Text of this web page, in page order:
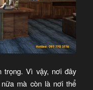
trọng. Vì vậy, nơi đây
mà còn là nơi thể